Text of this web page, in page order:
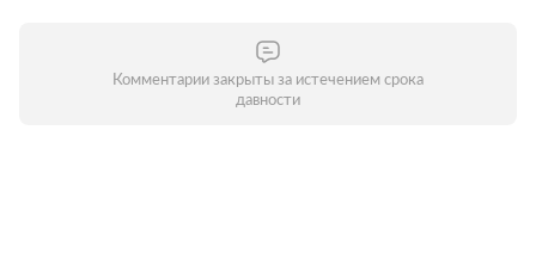
Комментарии закрыты за истечением срока
давности